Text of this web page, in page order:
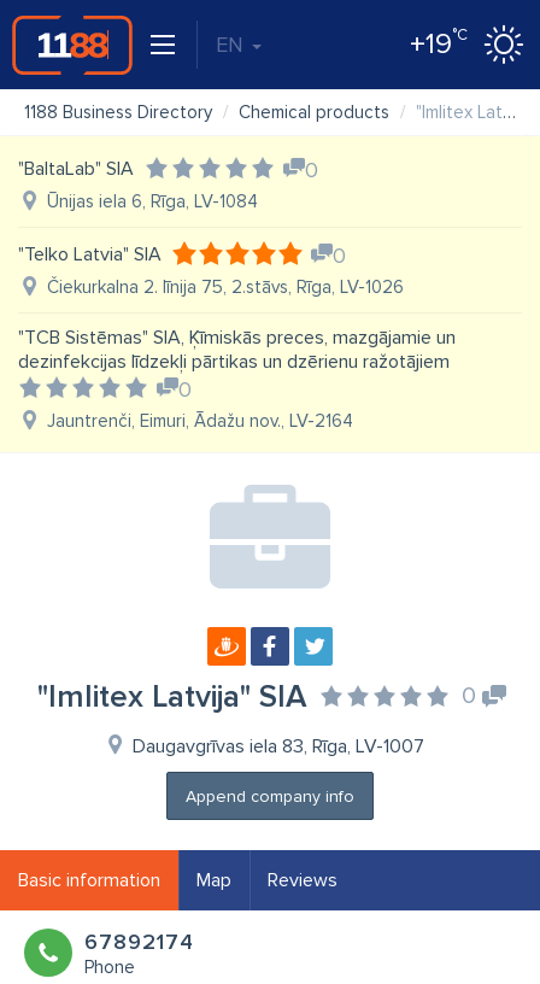
EN +19°C
1188 Business Directory Chemical products "Imlitex Latvija" SIA
"BaltaLab" SIA 0
Ūnijas iela 6, Rīga, LV-1084
"Telko Latvia" SIA 0
Čiekurkalna 2. līnija 75, 2.stāvs, Rīga, LV-1026
"TCB Sistēmas" SIA, Ķīmiskās preces, mazgājamie un
dezinfekcijas līdzekļi pārtikas un dzērienu ražotājiem
0
Jauntrenči, Eimuri, Ādažu nov., LV-2164
"Imlitex Latvija" SIA 0
Daugavgrīvas iela 83, Rīga, LV-1007
Append company info
Basic information Map Reviews
67892174
Phone